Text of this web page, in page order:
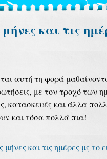
και τις
αυτή τη φορά
με τον τροχό των
κατασκευές και άλλα
και τόσα πολλά πια!
και τις ημέρες μς το